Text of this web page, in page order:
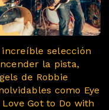
selección
la pista,
de Robbie
como Eye
Got to Do with